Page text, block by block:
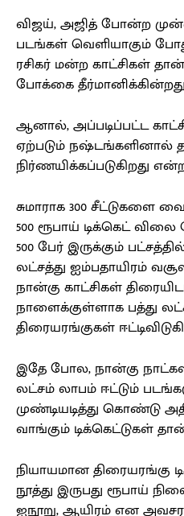
விஜய், அஜித் போன்ற
படங்கள் வெளியாகும்
ரசிகர் மன்ற காட்சிகள்
போக்கை
ஆனால், அப்படிப்பட்ட
ஏற்படும் நஷ்டங்களினால்
நிர்ணயிக்கப்படுகிறது
சுமாராக 300 சீட்டுகளை
500 ரூபாய் டிக்கெட்
500 பேர் இருக்கும்
லட்சத்து ஐம்பதாயிரம்
நான்கு காட்சிகள்
நாளைக்குள்ளாக பத்து
திரையரங்குகள்
இதே போல, நான்கு
லட்சம் லாபம் ஈட்டும்
முண்டியடித்து கொண்டு
வாங்கும் டிக்கெட்டுகள்
நியாயமான திரையரங்கு
நூத்து இருபது ரூபாய்
ஐநூறு, ஆயிரம் என